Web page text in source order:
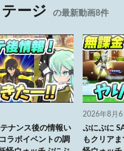
ージ の最新動画8件
ナンス後の情報い
ラボイベントの調
2026年8月6
ぷにぷに
もクリア